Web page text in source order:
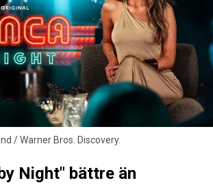
/ Warner Bros. Discovery.
Night" bättre än